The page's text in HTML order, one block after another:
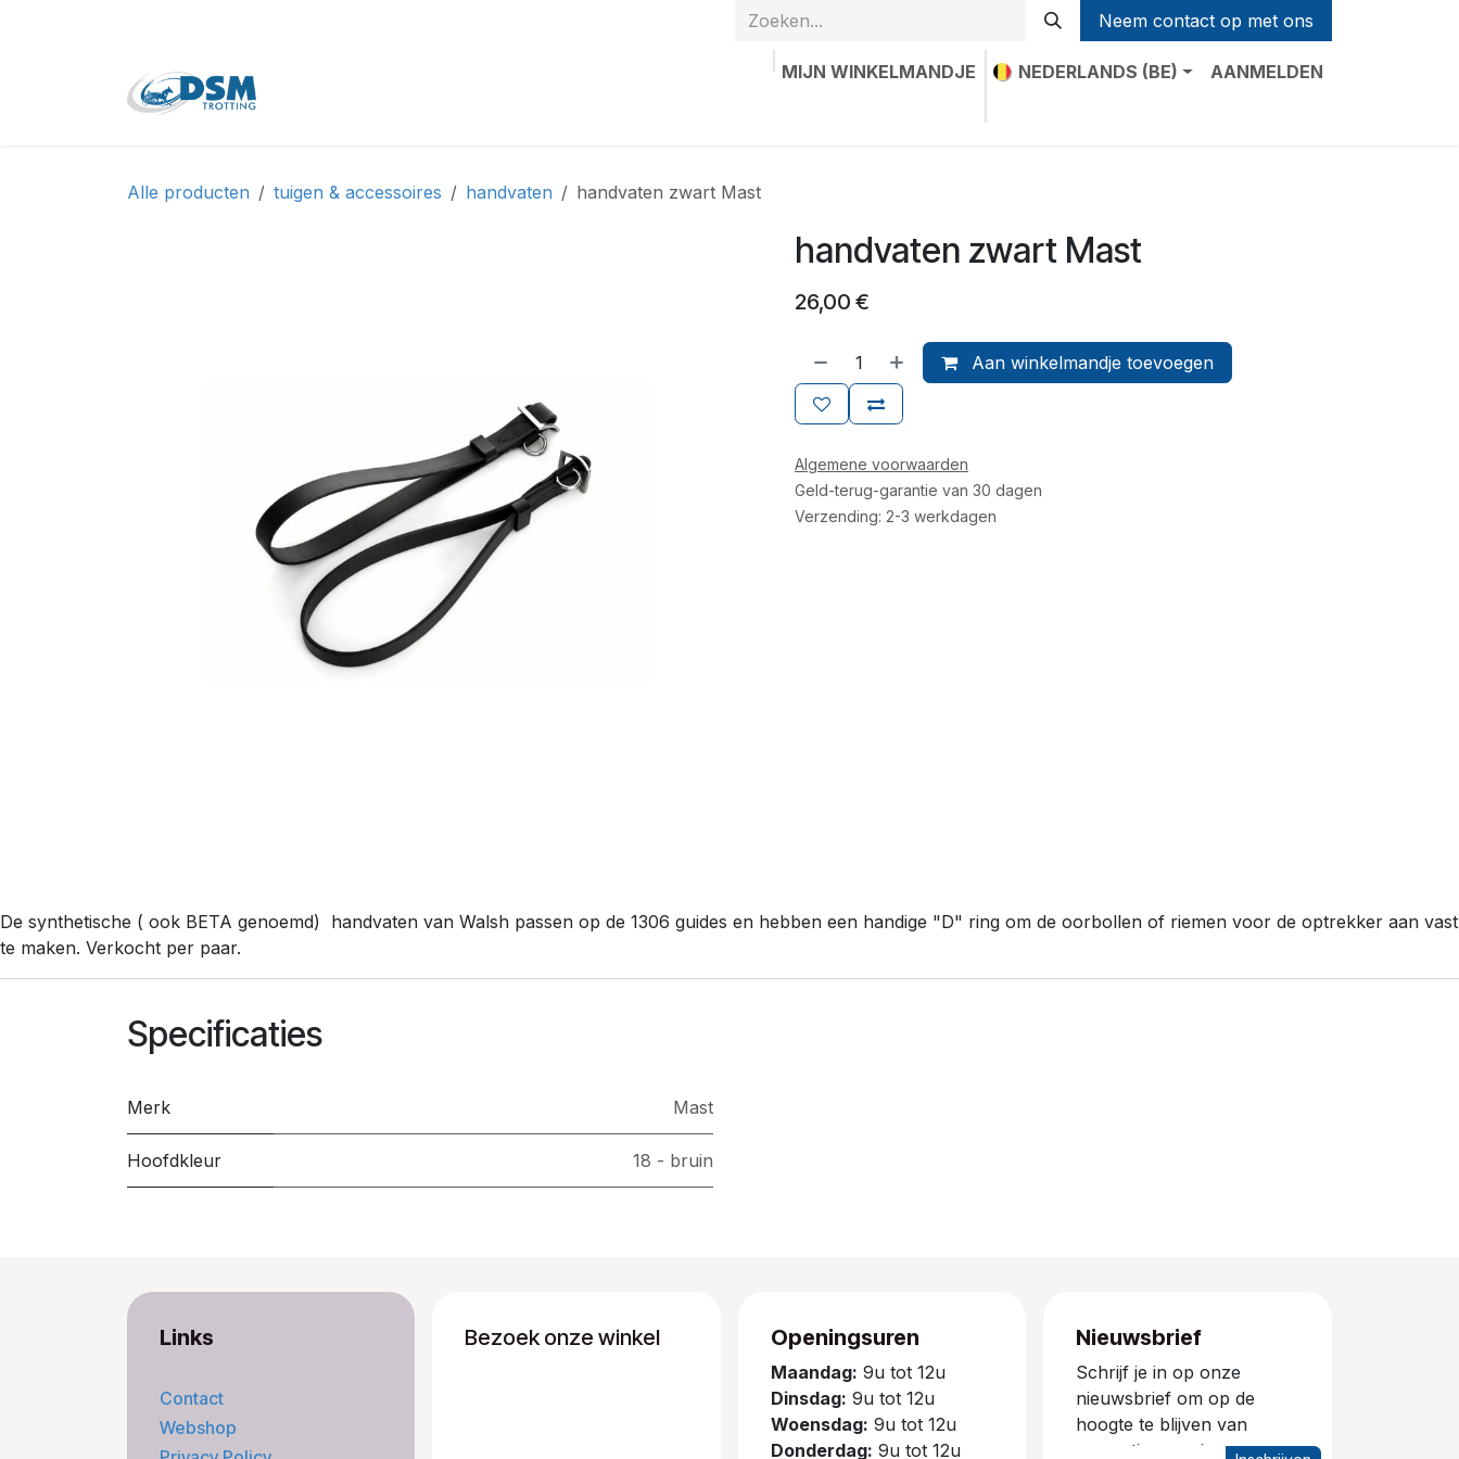
Neem contact op met ons
MIJN WINKELMANDJE NEDERLANDS (BE)
AANMELDEN
Alle producten tuigen & accessoires handvaten handvaten zwart Mast
handvaten zwart Mast
26,00 €
Aan winkelmandje toevoegen
Algemene voorwaarden
Geld-terug-garantie van 30 dagen
Verzending: 2-3 werkdagen
De synthetische ( ook BETA genoemd) handvaten van Walsh passen op de 1306 guides en hebben een handige "D" ring om de oorbollen of riemen voor de optrekker aan vast
te maken. Verkocht per paar.
Specificaties
Merk Mast
Hoofdkleur 18 - bruin
Links
Contact
Webshop
Bezoek onze winkel Openingsuren
Maandag: 9u tot 12u
Dinsdag: 9u tot 12u
Woensdag: 9u tot 12u
Donderdag: 9u tot 12u
Nieuwsbrief
Schrijf je in op onze
nieuwsbrief om op de
hoogte te blijven van
promoties en nieuwe